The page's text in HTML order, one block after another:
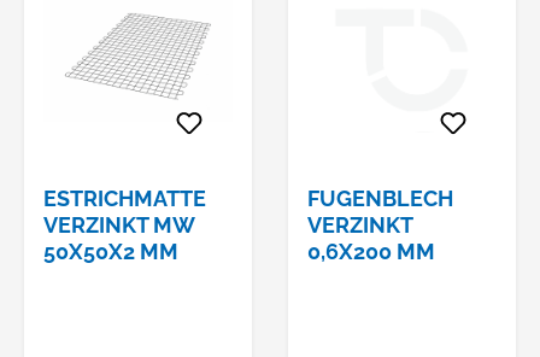
ESTRICHMATTE
VERZINKT MW
50X50X2 MM
FUGENBLECH
VERZINKT
0,6X200 MM